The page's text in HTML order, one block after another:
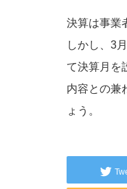
決算は事業
しかし、3
て決算月を
内容との兼
ょう。